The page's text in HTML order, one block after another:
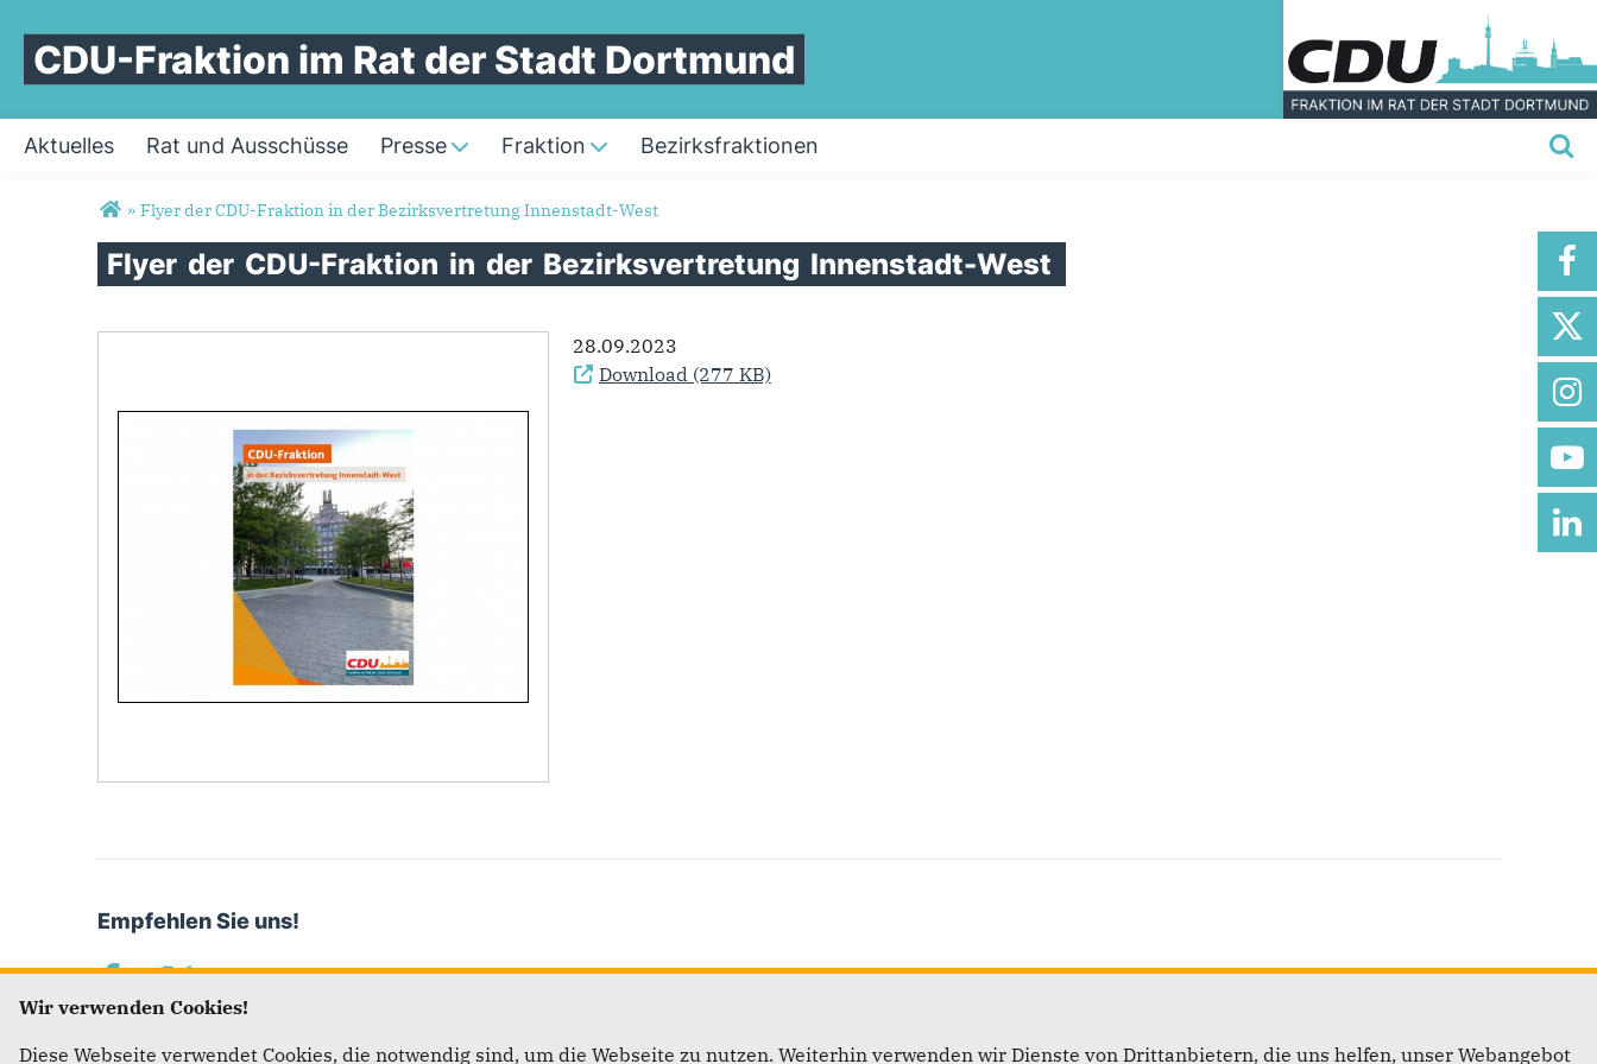
CDU-Fraktion im Rat der Stadt Dortmund
Aktuelles Rat und Ausschüsse Presse Fraktion Bezirksfraktionen
Sie sind hier
» Flyer der CDU-Fraktion in der Bezirksvertretung Innenstadt-West
Flyer der CDU-Fraktion in der Bezirksvertretung Innenstadt-West
28.09.2023
Download (277 KB)
Empfehlen Sie uns!
Wir verwenden Cookies!
Diese Webseite verwendet Cookies, die notwendig sind, um die Webseite zu nutzen. Weiterhin verwenden wir Dienste von Drittanbietern, die uns helfen, unser Webangebot